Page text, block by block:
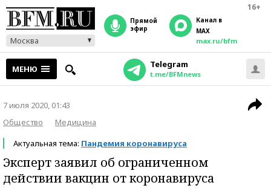
16+
Москва
прямой
эфир
Канал в
MAX
max.ru/bfm
МЕНЮ Telegram
t.me/BFMnews
7 июля 2020, 01:43
Общество
Медицина
Актуальная тема: Пандемия коронавируса
Эксперт заявил об ограниченном
действии вакцин от коронавируса